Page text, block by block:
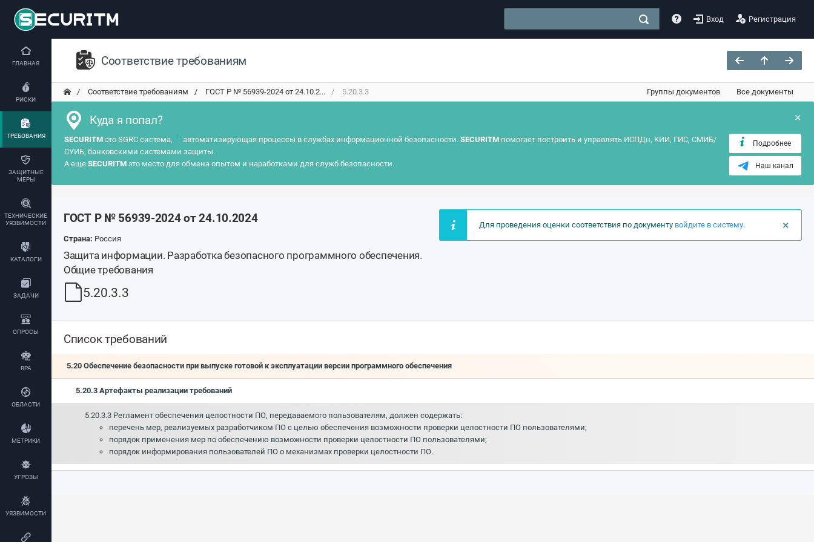
Вход Регистрация
ГЛАВНАЯ
РИСКИ
ТРЕБОВАНИЯ
ЗАЩИТНЫЕ
МЕРЫ
ТЕХНИЧЕСКИЕ
УЯЗВИМОСТИ
КАТАЛОГИ
ЗАДАЧИ
ОПРОСЫ
RPA
ОБЛАСТИ
МЕТРИКИ
УГРОЗЫ
УЯЗВИМОСТИ
Соответствие требованиям
Соответствие требованиям ГОСТ Р № 56939-2024 от 24.10.2... 5.20.3.3 Группы документов Все документы
×
Куда я попал?
SECURITM это SGRC система, ? автоматизирующая процессы в службах информационной безопасности. SECURITMпомогает построить и управлять ИСПДн, КИИ, ГИС, СМИБ/
СУИБ, банковскими системами защиты.
А еще SECURITM это место для обмена опытом и наработками для служб безопасности.
Подробнее
Наш канал
ГОСТ Р № 56939-2024 от 24.10.2024
Страна: Россия
Защита информации. Разработка безопасного программного обеспечения.
Общие требования
5.20.3.3
×
Для проведения оценки соответствия по документу войдите в систему.
Список требований
5.20 Обеспечение безопасности при выпуске готовой к эксплуатации версии программного обеспечения
5.20.3 Артефакты реализации требований
5.20.3.3 Регламент обеспечения целостности ПО, передаваемого пользователям, должен содержать:
перечень мер, реализуемых разработчиком ПО с целью обеспечения возможности проверки целостности ПО пользователями;
порядок применения мер по обеспечению возможности проверки целостности ПО пользователями;
порядок информирования пользователей ПО о механизмах проверки целостности ПО.